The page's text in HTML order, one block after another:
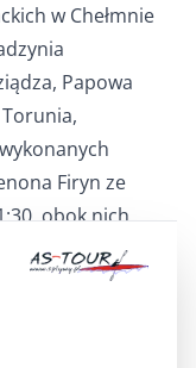
w Chełmnie
Papowa
Firyn ze
obok nich
w Chełmnie